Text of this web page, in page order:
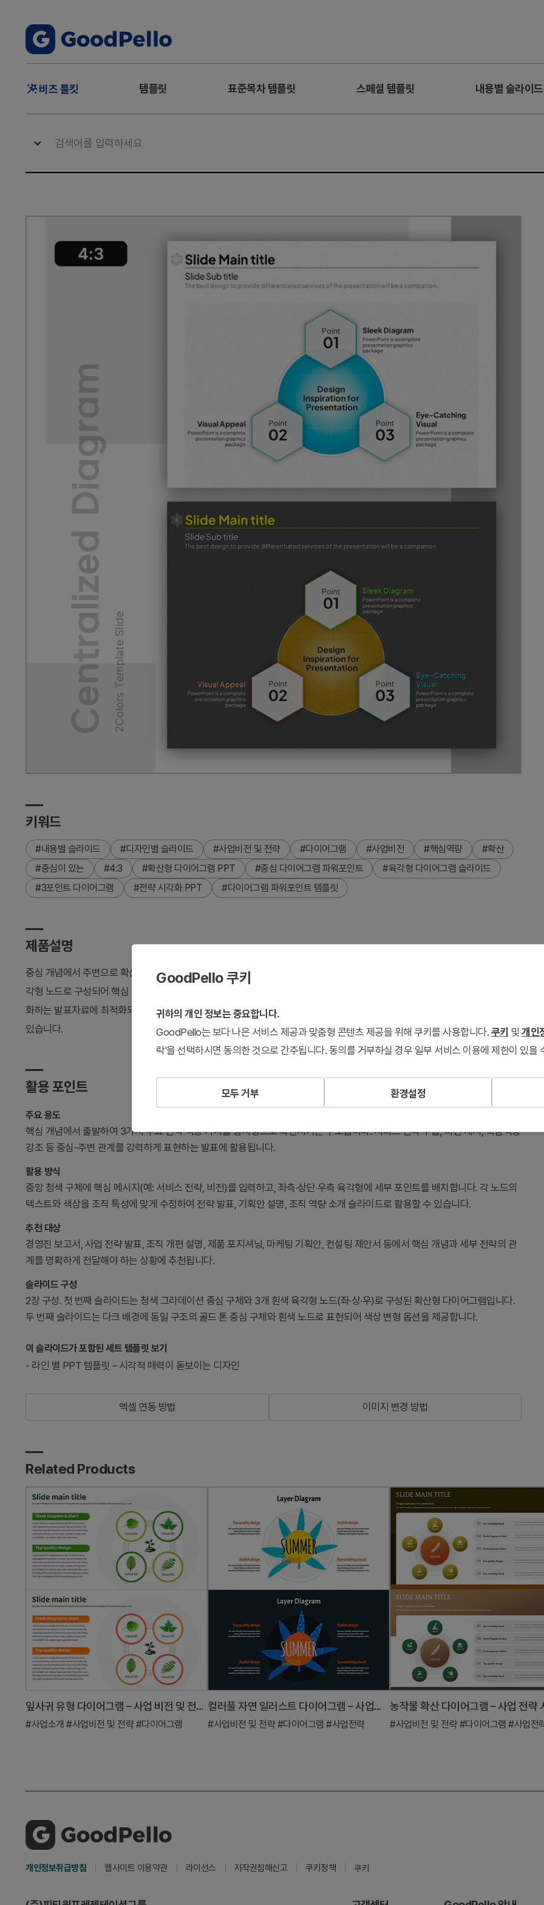
주
뉴
비즈 툴킷 템플릿 표준목차 템플릿 스페셜 템플릿 내용별 슬라이드
키워드
#내용별 슬라이드 #디자인별 슬라이드 #사업비전 및 전략 #다이어그램 #사업비전 #핵심역량
#확산
#중심이 있는
#4:3 #확산형 다이어그램 PPT #중심 다이어그램 파워포인트
#육각형 다이어그램 슬라이드
#3포인트 다이어그램
#전략 시각화 PPT #다이어그램 파워포인트 템플릿
제품설명
중심 개념에서 주변으로 확산되는 3포인트 육각형 다이어그램 파워포인트 슬라이드입니다. 청색 그라데이션 중심 구체와 흰색 육
각형 노드로 구성되어 핵심 메시지와 세부 전략을 명확하게 표현합니다. 서비스 전략, 비전, 핵심역량 등 다층적 개념 관계를 시각
화하는 발표자료에 최적화되었습니다. 4:3 비율 2장 구성으로 즉시 편집 가능하며, 색상과 텍스트를 자유롭게 커스터마이징할 수
있습니다.
활용 포인트
주요 용도
핵심 개념에서 출발하여 3가지 주요 전략·역량·가치를 방사형으로 확산시키는 구조입니다. 서비스 전략 수립, 비전 제시, 핵심역량
강조 등 중심-주변 관계를 강력하게 표현하는 발표에 활용됩니다.
활용 방식
중앙 청색 구체에 핵심 메시지(예: 서비스 전략, 비전)를 입력하고, 좌측·상단·우측 육각형에 세부 포인트를 배치합니다. 각 노드의
텍스트와 색상을 조직 특성에 맞게 수정하여 전략 발표, 기획안 설명, 조직 역량 소개 슬라이드로 활용할 수 있습니다.
추천 대상
경영진 보고서, 사업 전략 발표, 조직 개편 설명, 제품 포지셔닝, 마케팅 기획안, 컨설팅 제안서 등에서 핵심 개념과 세부 전략의 관
계를 명확하게 전달해야 하는 상황에 추천됩니다.
슬라이드 구성
2장 구성. 첫 번째 슬라이드는 청색 그라데이션 중심 구체와 3개 흰색 육각형 노드(좌·상·우)로 구성된 확산형 다이어그램입니다.
두 번째 슬라이드는 다크 배경에 동일 구조의 골드 톤 중심 구체와 흰색 노드로 표현되어 색상 변형 옵션을 제공합니다.
이 슬라이드가 포함된 세트 템플릿 보기
- 라인 별 PPT 템플릿 – 시각적 매력이 돋보이는 디자인
엑셀 연동 방법 이미지 변경 방법
Related Products
잎사귀 유형 다이어그램 – 사업 비전 및 전략을 시각화
#사업소개 #사업비전 및 전략 #다이어그램
컬러풀 자연 일러스트 다이어그램 – 사업비전과 전략을 시각화
#사업비전 및 전략 #다이어그램 #사업전략
농작물 확산 다이어그램 – 사업 전략
#사업비전 및 전략 #다이어그램 #사업전
개인정보취급방침 웹사이트 이용약관 라이선스 저작권침해신고 쿠키정책 쿠키
GoodPello 쿠키
귀하의 개인 정보는 중요합니다.
GoodPello는 보다 나은 서비스 제공과 맞춤형 콘텐츠 제공을 위해 쿠키를 사용합니다. 쿠키 및 개인
락'을 선택하시면 동의한 것으로 간주됩니다. 동의를 거부하실 경우 일부 서비스 이용에 제한이 있을
모두 거부 환경설정